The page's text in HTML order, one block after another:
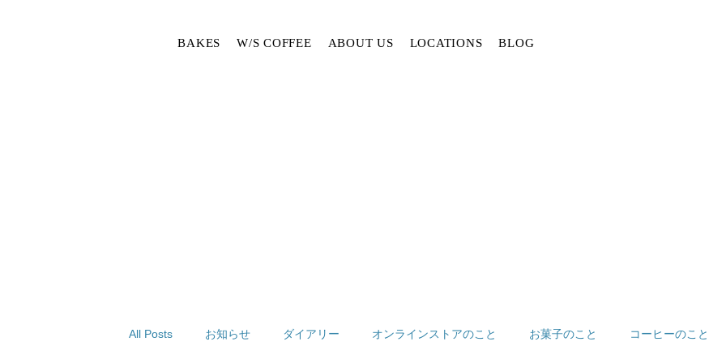
BAKES W/S COFFEE ABOUT US LOCATIONS BLOG
All Posts お知らせ ダイアリー オンラインストアのこと お菓子のこと コーヒーのこと